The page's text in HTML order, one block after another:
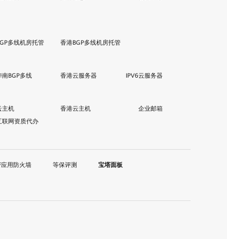
多线机房托管 香港BGP多线机房托管
南BGP多线 香港云服务器 IPV6云服务器
主机 香港云主机
企业邮箱
联网资质代办
用防火墙 等保评测 宝塔面板